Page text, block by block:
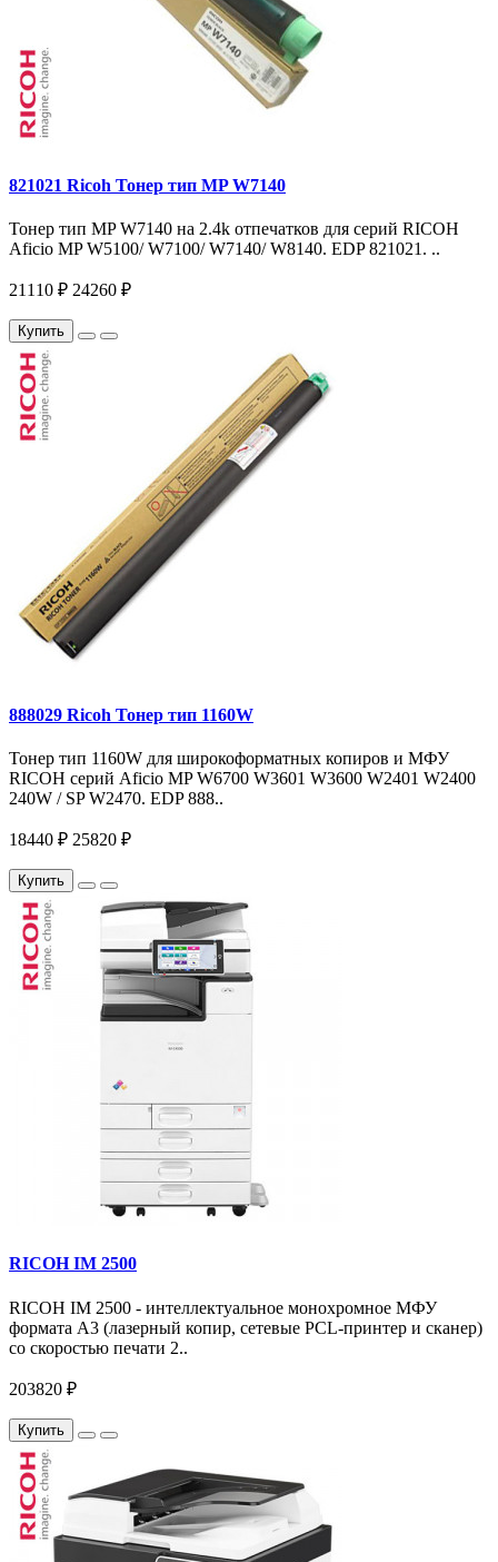
821021 Ricoh Тонер тип MP W7140
Тонер тип MP W7140 на 2.4k отпечатков для серий RICOH
Aficio MP W5100/ W7100/ W7140/ W8140. EDP 821021. ..
21110 ₽ 24260 ₽
Купить
888029 Ricoh Тонер тип 1160W
Тонер тип 1160W для широкоформатных копиров и МФУ
RICOH серий Aficio MP W6700 W3601 W3600 W2401 W2400
240W / SP W2470. EDP 888..
18440 ₽ 25820 ₽
Купить
RICOH IM 2500
RICOH IM 2500 - интеллектуальное монохромное МФУ
формата А3 (лазерный копир, сетевые PCL-принтер и сканер)
со скоростью печати 2..
203820 ₽
Купить